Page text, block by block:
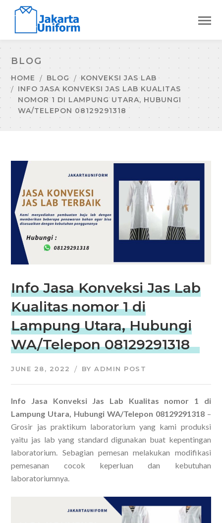
BLOG
HOME BLOG
KONVEKSI JAS LAB
INFO JASA KONVEKSI JAS LAB KUALITAS
NOMOR 1 DI LAMPUNG UTARA, HUBUNGI
WA/TELEPON 08129291318
Info Jasa Konveksi Jas Lab
Kualitas nomor 1 di
Lampung Utara, Hubungi
WA/Telepon 08129291318
JUNE 28, 2022 BYADMIN POST
Info Jasa Konveksi Jas Lab Kualitas nomor 1 di
Lampung Utara, Hubungi WA/Telepon 08129291318–
Grosir jas praktikum laboratorium yang kami produksi
yaitu jas lab yang standard digunakan buat kepentingan
laboratorium. Sebagian pemesan melakukan modifikasi
pemesanan cocok keperluan dan kebutuhan
laboratoriumnya.